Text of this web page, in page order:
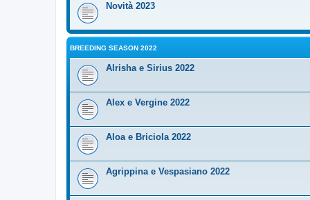
Novità 2023
BREEDING SEASON 2022
Alrisha e Sirius 2022
Alex e Vergine 2022
Aloa e Briciola 2022
Agrippina e Vespasiano 2022